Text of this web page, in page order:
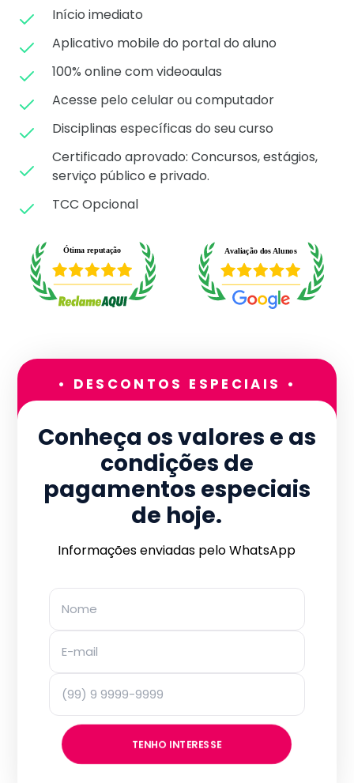
Início imediato
Aplicativo mobile do portal do aluno
100% online com videoaulas
Acesse pelo celular ou computador
Disciplinas específicas do seu curso
Certificado aprovado: Concursos, estágios,
serviço público e privado.
TCC Opcional
• DESCONTOS ESPECIAIS •
Conheça os valores e as
condições de
pagamentos especiais
de hoje.
Informações enviadas pelo WhatsApp
TENHO INTERESSE